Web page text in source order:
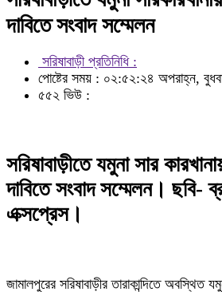
দাবিতে সংবাদ সম্মেলন
সরিষাবাড়ী প্রতিনিধি :
পোষ্টের সময় : ০২:৫২:২৪ অপরাহ্ন,
৫৫২ ভিউ :
সরিষাবাড়ীতে যমুনা সার
দাবিতে সংবাদ সম্মেলন। ছবি-
এক্সপ্রেস।
জামালপুরের সরিষাবাড়ীর তারাকান্দিতে অবস্থিত